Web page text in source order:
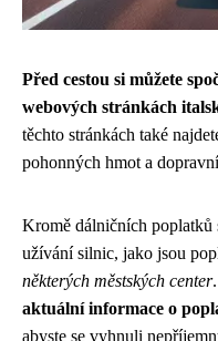
Před cestou si můžete
webových stránkách
těchto stránkách také
pohonných hmot a
Kromě dálničních poplatků
užívání silnic, jako jsou
některých městských center.
aktuální informace o
abyste se vyhnuli